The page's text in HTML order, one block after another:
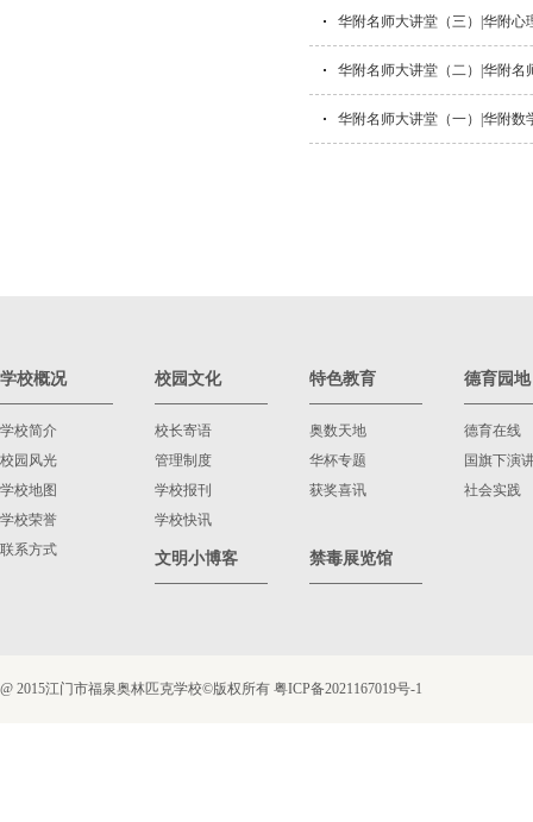
华附名师大讲堂（三）|华附
华附名师大讲堂（二）|华附
华附名师大讲堂（一）|华附
学校概况
学校简介
校园风光
学校地图
学校荣誉
联系方式
校园文化
校长寄语
管理制度
学校报刊
学校快讯
特色教育
奥数天地
华杯专题
获奖喜讯
德育园地
德育在线
国旗下演
社会实践
文明小博客 禁毒展览馆
@ 2015江门市福泉奥林匹克学校©版权所有 粤ICP备2021167019号-1